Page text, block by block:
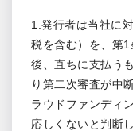
1.発行者は当社に
税を含む）を、第
後、直ちに支払う
り第二次審査が中
ラウドファンディ
応しくないと判断